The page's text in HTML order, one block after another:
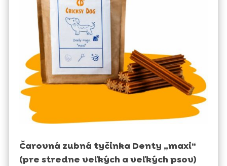
Čarovná zubná tyčinka Denty „maxi“
(pre stredne veľkých a veľkých psov)